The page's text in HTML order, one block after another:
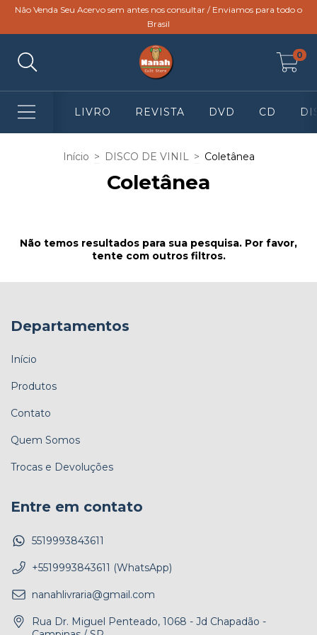
Não Venda Seu Acervo sem antes nos consultar / Enviamos para todo o
Brasil
0
LIVRO REVISTA DVD CD
Início > DISCO DE VINIL > Coletânea
Coletânea
Não temos resultados para sua pesquisa. Por favor,
tente com outros filtros.
Departamentos
Início
Produtos
Contato
Quem Somos
Trocas e Devoluções
Entre em contato
5519993843611
+5519993843611 (WhatsApp)
nanahlivraria@gmail.com
Rua Dr. Miguel Penteado, 1068 - Jd Chapadão -